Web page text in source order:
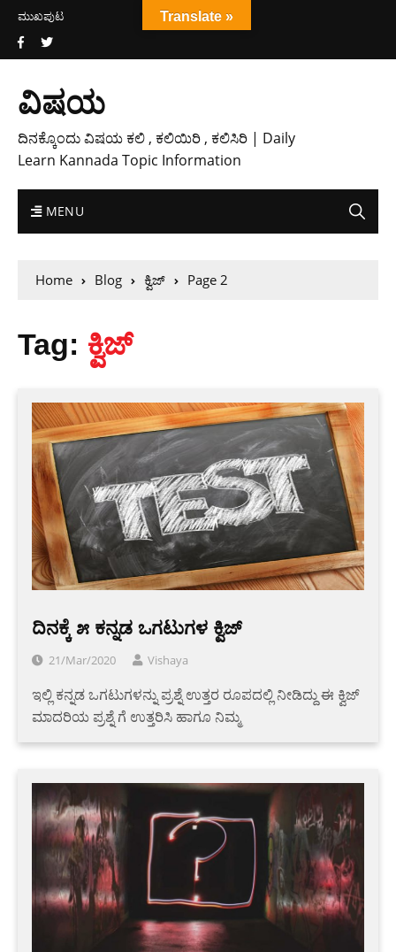
ಮುಖಪುಟ
ವಿಷಯ
ದಿನಕ್ಕೊಂದು ವಿಷಯ ಕಲಿ , ಕಲಿಯಿರಿ , ಕಲಿಸಿರಿ | Daily
Learn Kannada Topic Information
MENU
Home Blog ಕ್ವಿಜ್ Page 2
Tag: ಕ್ವಿಜ್
ದಿನಕ್ಕೆ ೫ ಕನ್ನಡ ಒಗಟುಗಳ ಕ್ವಿಜ್
21/Mar/2020 Vishaya
ಇಲ್ಲಿ ಕನ್ನಡ ಒಗಟುಗಳನ್ನು ಪ್ರಶ್ನೆ ಉತ್ತರ ರೂಪದಲ್ಲಿ ನೀಡಿದ್ದು ಈ ಕ್ವಿಜ್
ಮಾದರಿಯ ಪ್ರಶ್ನೆ ಗೆ ಉತ್ತರಿಸಿ ಹಾಗೂ ನಿಮ್ಮ
Translate »